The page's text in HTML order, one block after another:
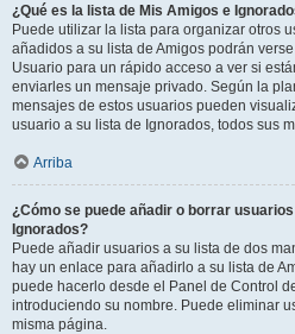
¿Qué es la lista de Mis Amigos e
Puede utilizar la lista para organizar otros
añadidos a su lista de Amigos podrán
Usuario para un rápido acceso a ver si
enviarles un mensaje privado. Según la
mensajes de estos usuarios pueden
usuario a su lista de Ignorados, todos sus
Arriba
¿Cómo se puede añadir o borrar
Ignorados?
Puede añadir usuarios a su lista de dos
hay un enlace para añadirlo a su lista de
puede hacerlo desde el Panel de Control
introduciendo su nombre. Puede eliminar
misma página.